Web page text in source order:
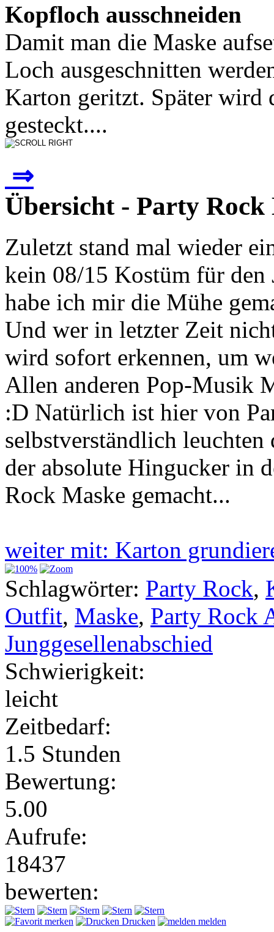
Kopfloch ausschneiden
Damit man die Maske
Loch ausgeschnitten
Karton geritzt. Später wird
gesteckt....
⇒
Übersicht - Party Rock
Zuletzt stand mal wieder
kein 08/15 Kostüm für den
habe ich mir die Mühe
Und wer in letzter Zeit
wird sofort erkennen, um
Allen anderen Pop-Musik
:D Natürlich ist hier von
selbstverständlich
der absolute Hingucker in
Rock Maske gemacht...
weiter mit: Karton
Schlagwörter: Party Rock,
Outfit, Maske, Party Rock
Junggesellenabschied
Schwierigkeit:
leicht
Zeitbedarf:
1.5 Stunden
Bewertung:
5.00
Aufrufe:
18437
bewerten:
merken Drucken melden